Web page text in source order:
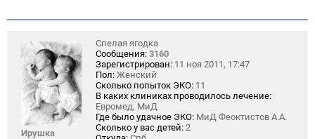
Ирушка
Спелая ягодка
Сообщения: 3160
Зарегистрирован: 11 ноя 2011, 17:47
Пол: Женский
Сколько попыток ЭКО: 11
В каких клиниках проводилось лечение:
Евромед, МиД
Где было удачное ЭКО: МиД Феоктистов А.А.
Сколько у вас детей: 2